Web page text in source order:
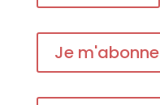
Je m'abonne